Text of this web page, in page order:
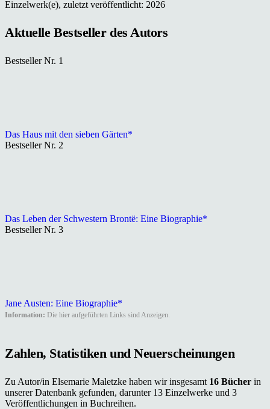
Einzelwerk(e), zuletzt veröffentlicht: 2026
Aktuelle Bestseller des Autors
Bestseller Nr. 1
Das Haus mit den sieben Gärten*
Bestseller Nr. 2
Das Leben der Schwestern Brontë: Eine Biographie*
Bestseller Nr. 3
Jane Austen: Eine Biographie*
Information: Die hier aufgeführten Links sind Anzeigen.
Zahlen, Statistiken und Neuerscheinungen
Zu Autor/in Elsemarie Maletzke haben wir insgesamt 16 Bücher in
unserer Datenbank gefunden, darunter 13 Einzelwerke und 3
Veröffentlichungen in Buchreihen.